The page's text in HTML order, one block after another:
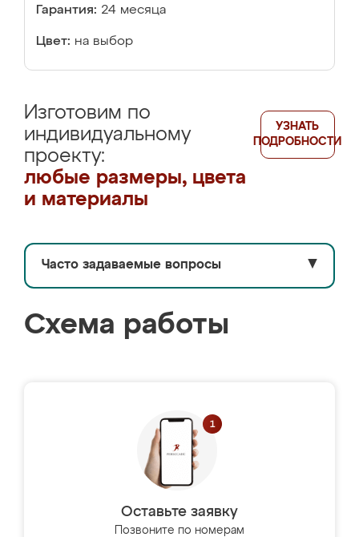
Гарантия: 24 месяца
Цвет: на выбор
Изготовим по
индивидуальному
проекту:
любые размеры, цвета
и материалы
УЗНАТЬ
ПОДРОБНОСТИ
Часто задаваемые вопросы ▼
Схема работы
Оставьте заявку
Позвоните по номерам